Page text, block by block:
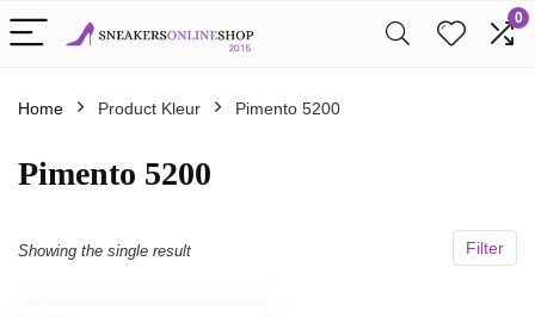
0
Home Product Kleur Pimento 5200
Pimento 5200
Filter
Showing the single result